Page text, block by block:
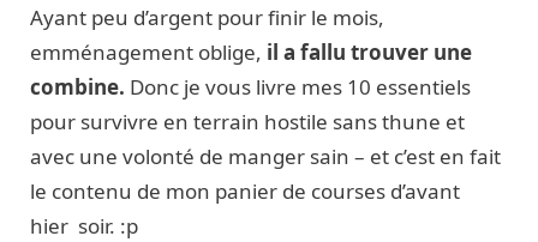
Ayant peu d’argent pour finir le mois,
emménagement oblige, il a fallu trouver une
combine. Donc je vous livre mes 10 essentiels
pour survivre en terrain hostile sans thune et
avec une volonté de manger sain – et c’est en fait
le contenu de mon panier de courses d’avant
hier soir. :p